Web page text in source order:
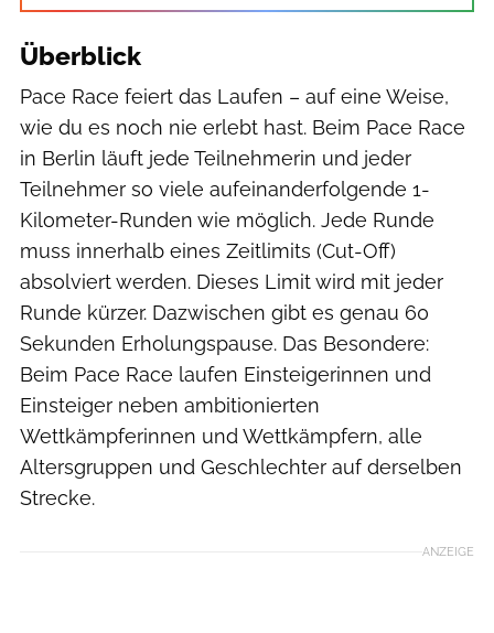
Überblick
Pace Race feiert das Laufen – auf eine Weise,
wie du es noch nie erlebt hast. Beim Pace Race
in Berlin läuft jede Teilnehmerin und jeder
Teilnehmer so viele aufeinanderfolgende 1-
Kilometer-Runden wie möglich. Jede Runde
muss innerhalb eines Zeitlimits (Cut-Off)
absolviert werden. Dieses Limit wird mit jeder
Runde kürzer. Dazwischen gibt es genau 60
Sekunden Erholungspause. Das Besondere:
Beim Pace Race laufen Einsteigerinnen und
Einsteiger neben ambitionierten
Wettkämpferinnen und Wettkämpfern, alle
Altersgruppen und Geschlechter auf derselben
Strecke.
ANZEIGE